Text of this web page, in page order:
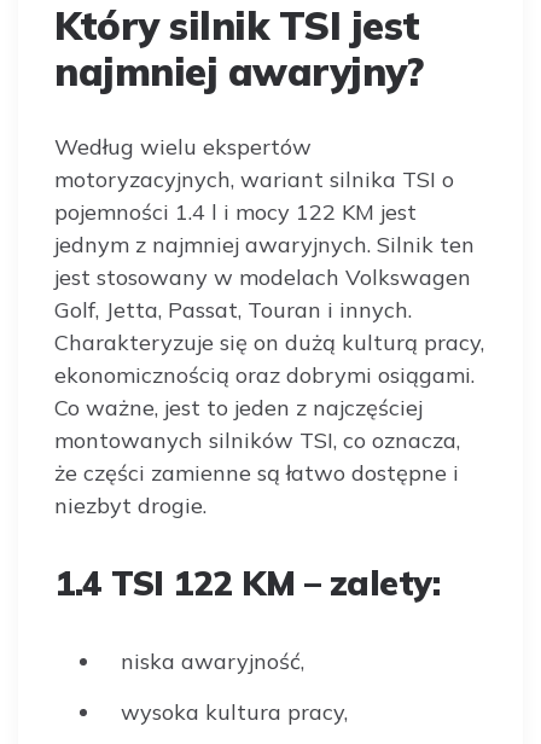
Który silnik TSI jest
najmniej awaryjny?
Według wielu ekspertów
motoryzacyjnych, wariant silnika TSI o
pojemności 1.4 l i mocy 122 KM jest
jednym z najmniej awaryjnych. Silnik ten
jest stosowany w modelach Volkswagen
Golf, Jetta, Passat, Touran i innych.
Charakteryzuje się on dużą kulturą pracy,
ekonomicznością oraz dobrymi osiągami.
Co ważne, jest to jeden z najczęściej
montowanych silników TSI, co oznacza,
że części zamienne są łatwo dostępne i
niezbyt drogie.
1.4 TSI 122 KM – zalety:
niska awaryjność,
wysoka kultura pracy,